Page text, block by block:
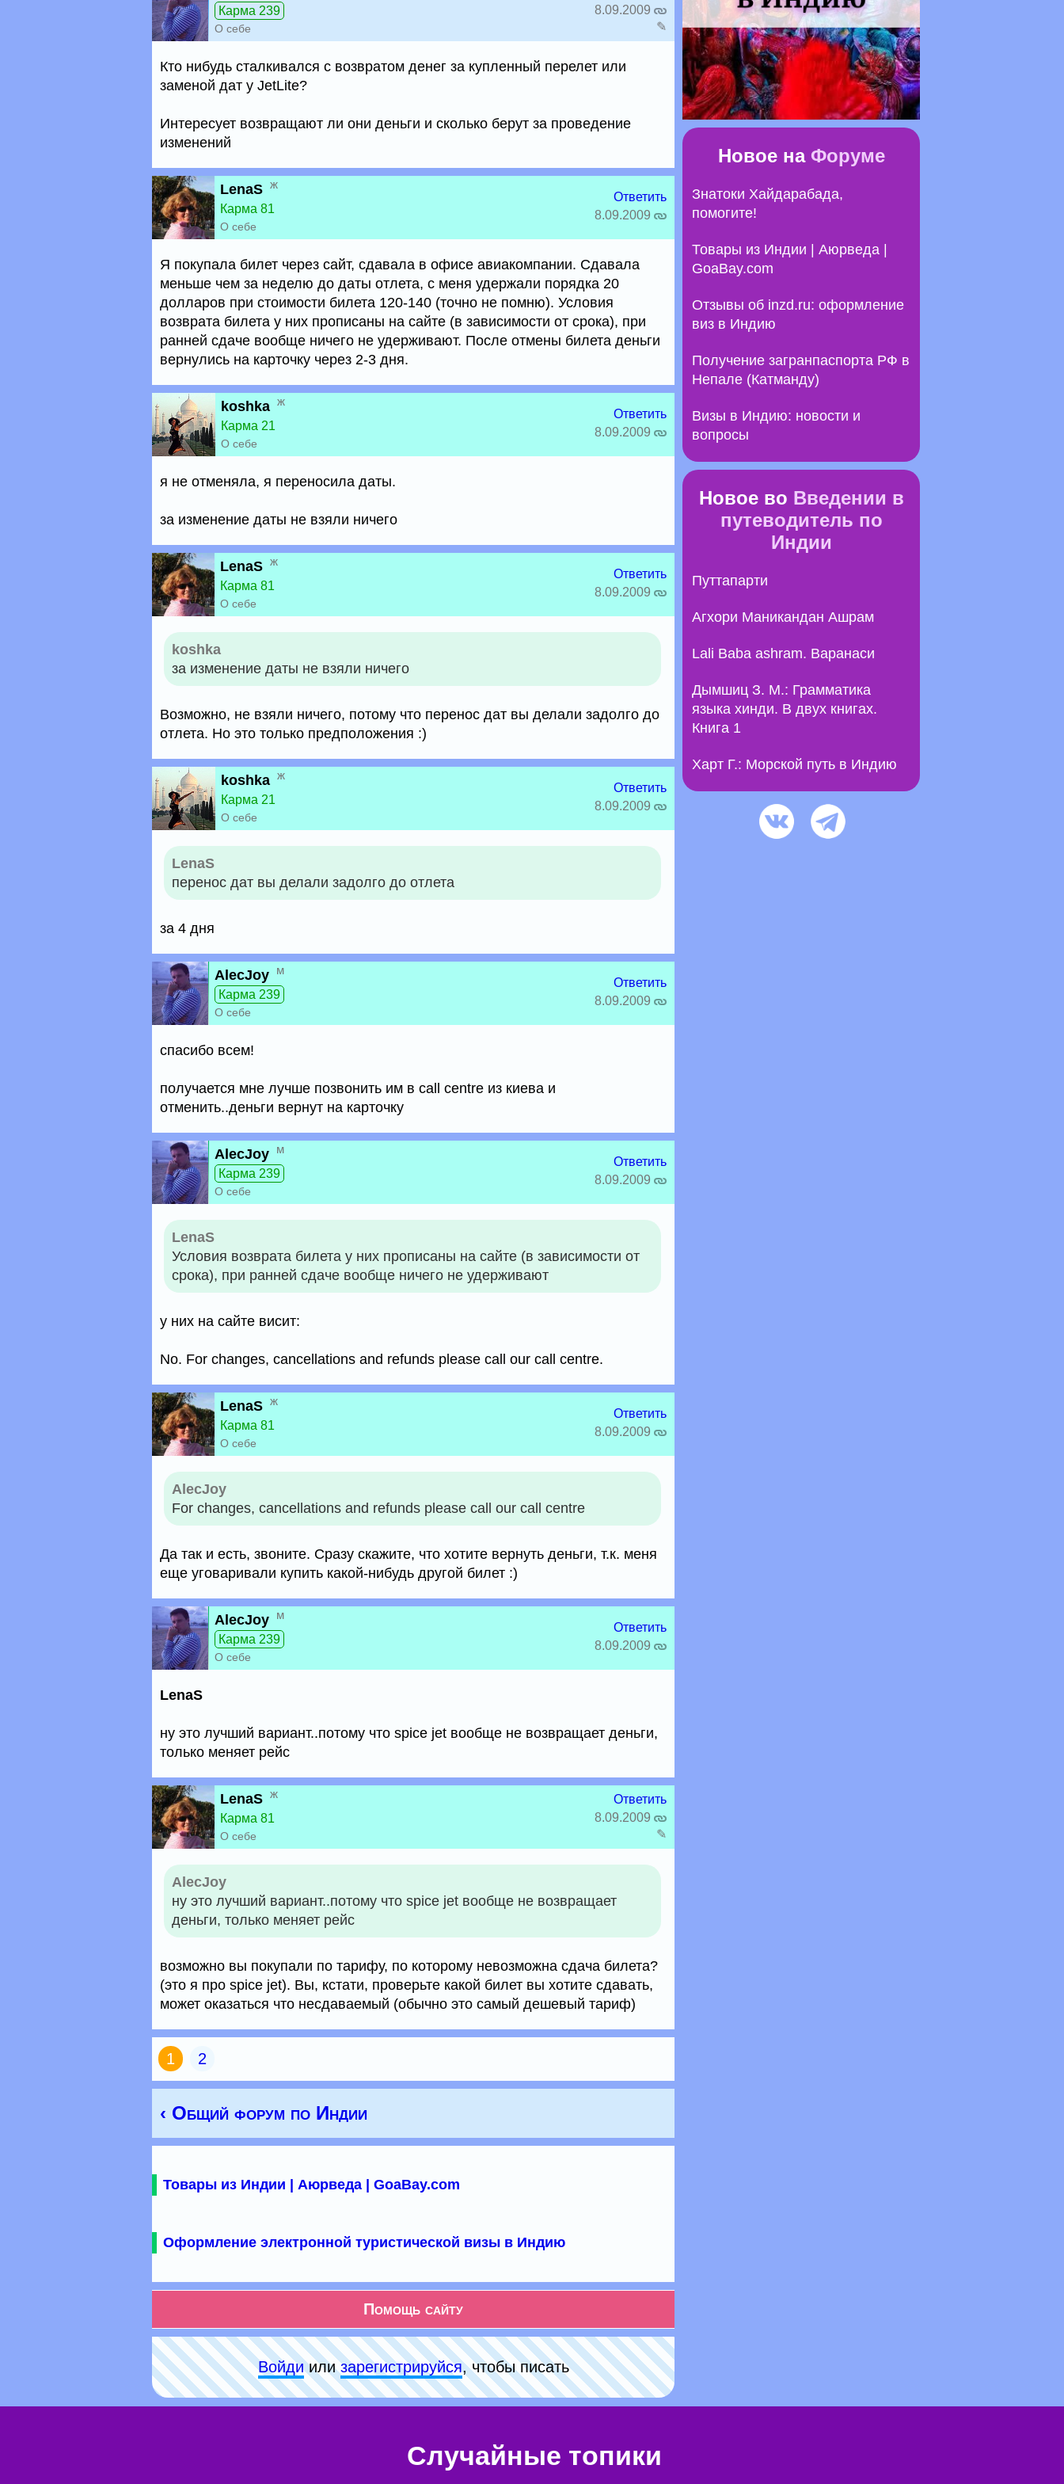
Карма 239
О себе
8.09.2009
✎
Кто нибудь сталкивался с возвратом денег за купленный перелет или
заменой дат у JetLite?
Интересует возвращают ли они деньги и сколько берут за проведение
изменений
LenaS ж
Карма 81
О себе
Ответить
8.09.2009
Я покупала билет через сайт, сдавала в офисе авиакомпании. Сдавала
меньше чем за неделю до даты отлета, с меня удержали порядка 20
долларов при стоимости билета 120-140 (точно не помню). Условия
возврата билета у них прописаны на сайте (в зависимости от срока), при
ранней сдаче вообще ничего не удерживают. После отмены билета деньги
вернулись на карточку через 2-3 дня.
koshka ж
Карма 21
О себе
Ответить
8.09.2009
я не отменяла, я переносила даты.
за изменение даты не взяли ничего
LenaS ж
Карма 81
О себе
Ответить
8.09.2009
koshka
за изменение даты не взяли ничего
Возможно, не взяли ничего, потому что перенос дат вы делали задолго до
отлета. Но это только предположения :)
koshka ж
Карма 21
О себе
Ответить
8.09.2009
LenaS
перенос дат вы делали задолго до отлета
за 4 дня
AlecJoy м
Карма 239
О себе
Ответить
8.09.2009
спасибо всем!
получается мне лучше позвонить им в call centre из киева и
отменить..деньги вернут на карточку
AlecJoy м
Карма 239
О себе
Ответить
8.09.2009
LenaS
Условия возврата билета у них прописаны на сайте (в зависимости от
срока), при ранней сдаче вообще ничего не удерживают
у них на сайте висит:
No. For changes, cancellations and refunds please call our call centre.
LenaS ж
Карма 81
О себе
Ответить
8.09.2009
AlecJoy
For changes, cancellations and refunds please call our call centre
Да так и есть, звоните. Сразу скажите, что хотите вернуть деньги, т.к. меня
еще уговаривали купить какой-нибудь другой билет :)
AlecJoy м
Карма 239
О себе
Ответить
8.09.2009
LenaS
ну это лучший вариант..потому что spice jet вообще не возвращает деньги,
только меняет рейс
LenaS ж
Карма 81
О себе
Ответить
8.09.2009
✎
AlecJoy
ну это лучший вариант..потому что spice jet вообще не возвращает
деньги, только меняет рейс
возможно вы покупали по тарифу, по которому невозможна сдача билета?
(это я про spice jet). Вы, кстати, проверьте какой билет вы хотите сдавать,
может оказаться что несдаваемый (обычно это самый дешевый тариф)
1 2
‹ Общий форум по Индии
Товары из Индии | Аюрведа | GoaBay.com
Оформление электронной туристической визы в Индию
Помощь сайту
Войдиилизарeгиcтpируйся, чтобы писать
Новое на Форуме
Знатоки Хайдарабада,
помогите!
Товары из Индии | Аюрведа |
GoaBay.com
Отзывы об inzd.ru: оформление
виз в Индию
Получение загранпаспорта РФ в
Непале (Катманду)
Визы в Индию: новости и
вопросы
Новое во Введении в
путеводитель по
Индии
Путтапарти
Агхори Маникандан Ашрам
Lali Baba ashram. Варанаси
Дымшиц З. М.: Грамматика
языка хинди. В двух книгах.
Книга 1
Харт Г.: Морской путь в Индию
Случайные топики